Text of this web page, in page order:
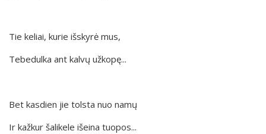
Tie keliai, kurie išskyrė mus,
Tebedulka ant kalvų užkopę...
Bet kasdien jie tolsta nuo namų
Ir kažkur šalikele išeina tuopos...